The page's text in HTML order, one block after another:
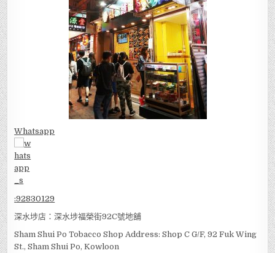
Whatsapp
:92830129
深水埗店：深水埗福榮街92C號地舖
Sham Shui Po Tobacco Shop Address: Shop C G/F, 92 Fuk Wing
St., Sham Shui Po, Kowloon